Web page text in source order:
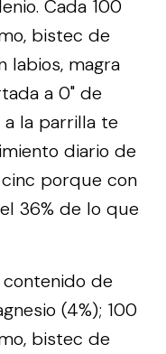
Cada 100
bistec de
labios, magra
a 0" de
a la parrilla te
diario de
cinc porque con
36% de lo que
de
(4%); 100
bistec de